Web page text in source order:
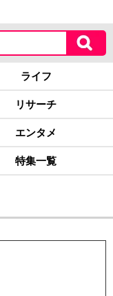
ライフ
リサーチ
エンタメ
特集一覧